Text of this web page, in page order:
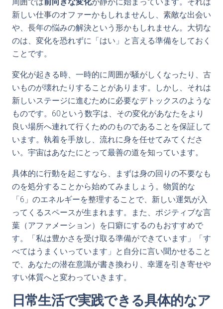
新しい仕事のオファーかもしれませんし、素敵な出会い
や、長年の悩みの解決という形かもしれません。大切な
のは、変化を恐れずに「はい」と言える準備をしておく
ことです。
変化が起きる時、一時的に周囲が騒がしくなったり、古
いものが壊れたりすることがあります。しかし、それは
新しいステージに進むために必要なデトックスのような
ものです。60という数字は、その変化があなたをより
良い場所へ連れて行くためのものであることを保証して
います。執着を手放し、流れに身を任せてみてくださ
い。宇宙はあなたにとって最善の道を知っています。
具体的に行動を起こすなら、まずは身の回りの不要なも
のを処分することから始めてみましょう。物質的な
「6」のエネルギーを整理することで、新しい運気が入
ってくるスペースが生まれます。また、ポジティブな言
葉（アファメーション）を口癖にするのもおすすめで
す。「私は豊かさを受け取る準備ができています」「す
べてはうまくいっています」と自分に言い聞かせること
で、あなたの潜在意識が書き換わり、幸運を引き寄せや
すい体質へと変わっていきます。
日常生活で実践できる具体的なア